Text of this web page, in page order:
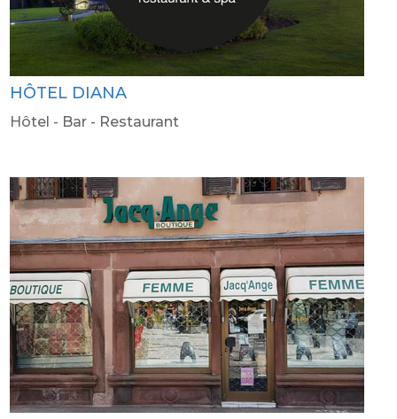
HÔTEL DIANA
Hôtel - Bar - Restaurant